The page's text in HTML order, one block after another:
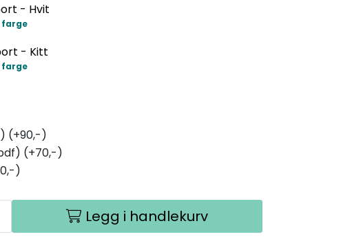
- Hvit
farge
- Kitt
farge
(+90,-)
(+70,-)
)
Legg i handlekurv